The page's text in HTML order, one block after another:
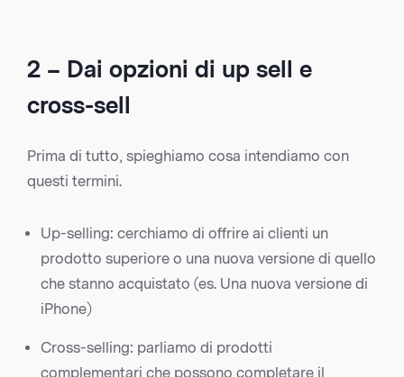
2 – Dai opzioni di up sell e
cross-sell
Prima di tutto, spieghiamo cosa intendiamo con
questi termini.
Up-selling: cerchiamo di offrire ai clienti un
prodotto superiore o una nuova versione di quello
che stanno acquistato (es. Una nuova versione di
iPhone)
Cross-selling: parliamo di prodotti
complementari che possono completare il